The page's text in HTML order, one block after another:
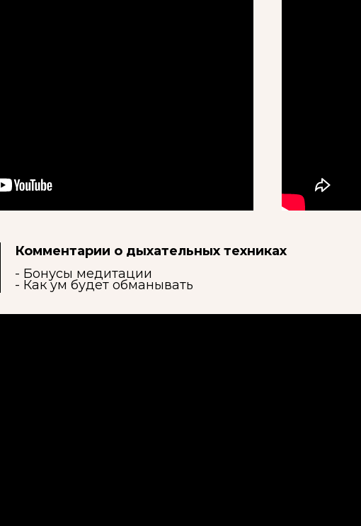
Комментарии о дыхательных техниках
- Бонусы медитации
- Как ум будет обманывать